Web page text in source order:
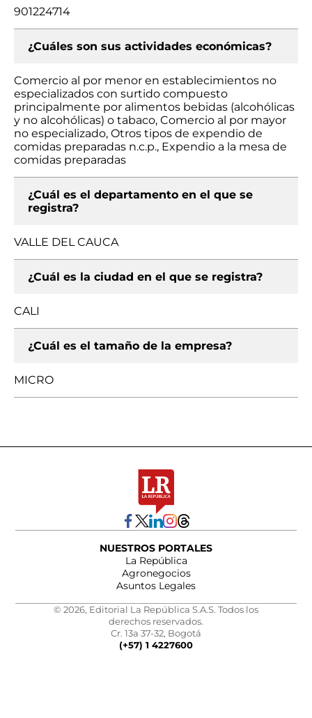
901224714
¿Cuáles son sus actividades económicas?
Comercio al por menor en establecimientos no
especializados con surtido compuesto
principalmente por alimentos bebidas (alcohólicas
y no alcohólicas) o tabaco, Comercio al por mayor
no especializado, Otros tipos de expendio de
comidas preparadas n.c.p., Expendio a la mesa de
comidas preparadas
¿Cuál es el departamento en el que se
registra?
VALLE DEL CAUCA
¿Cuál es la ciudad en el que se registra?
CALI
¿Cuál es el tamaño de la empresa?
MICRO
NUESTROS PORTALES
La República
Agronegocios
Asuntos Legales
© 2026, Editorial La República S.A.S. Todos los
derechos reservados.
Cr. 13a 37-32, Bogotá
(+57) 1 4227600